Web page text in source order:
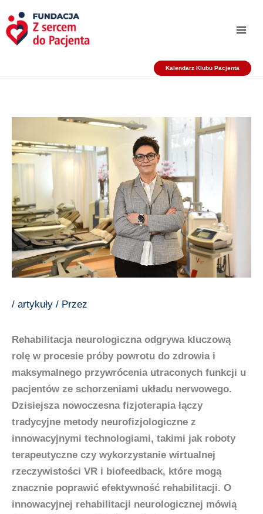
do
treści
Kalendarz Klubu Pacjenta
/ artykuły / Przez
Rehabilitacja neurologiczna odgrywa kluczową
rolę w procesie próby powrotu do zdrowia i
maksymalnego przywrócenia utraconych funkcji u
pacjentów ze schorzeniami układu nerwowego.
Dzisiejsza nowoczesna fizjoterapia łączy
tradycyjne metody neurofizjologiczne z
innowacyjnymi technologiami, takimi jak roboty
terapeutyczne czy wykorzystanie wirtualnej
rzeczywistości VR i biofeedback, które mogą
znacznie poprawić efektywność rehabilitacji. O
innowacyjnej rehabilitacji neurologicznej mówią